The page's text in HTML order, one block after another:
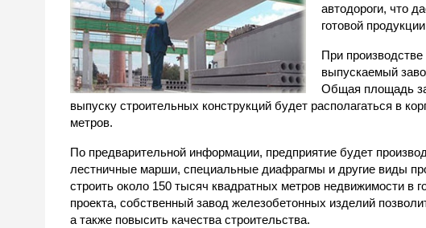
автодороги, что
готовой
При
выпускаемый
Общая площадь
выпуску строительных конструкций будет располагаться в
метров.
По предварительной информации, предприятие будет
лестничные марши, специальные диафрагмы и другие виды
строить около 150 тысяч квадратных метров недвижимости в
проекта, собственный завод железобетонных изделий
а также повысить качества строительства.